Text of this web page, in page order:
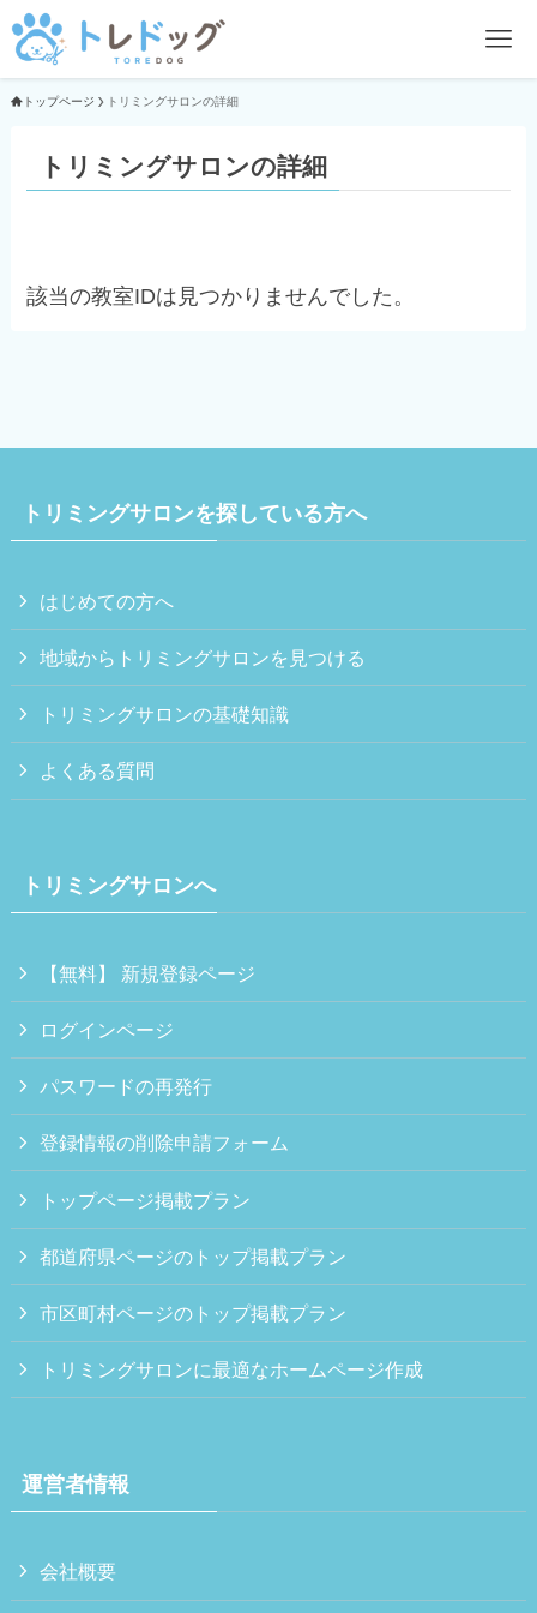
トップページ トリミングサロンの詳細
トリミングサロンの詳細
該当の教室IDは見つかりませんでした。
トリミングサロンを探している方へ
はじめての方へ
地域からトリミングサロンを見つける
トリミングサロンの基礎知識
よくある質問
トリミングサロンへ
【無料】 新規登録ページ
ログインページ
パスワードの再発行
登録情報の削除申請フォーム
トップページ掲載プラン
都道府県ページのトップ掲載プラン
市区町村ページのトップ掲載プラン
トリミングサロンに最適なホームページ作成
運営者情報
会社概要